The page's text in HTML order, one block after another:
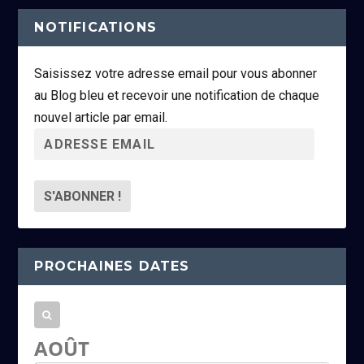
NOTIFICATIONS
Saisissez votre adresse email pour vous abonner
au Blog bleu et recevoir une notification de chaque
nouvel article par email.
r
s
s
e
m
i
PROCHAINES DATES
AOÛT